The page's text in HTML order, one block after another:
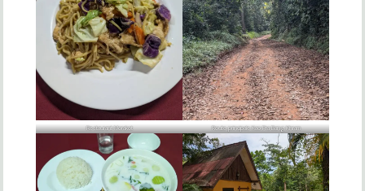
Restaurant Morakot Route principale Kao Pra Bang Khram